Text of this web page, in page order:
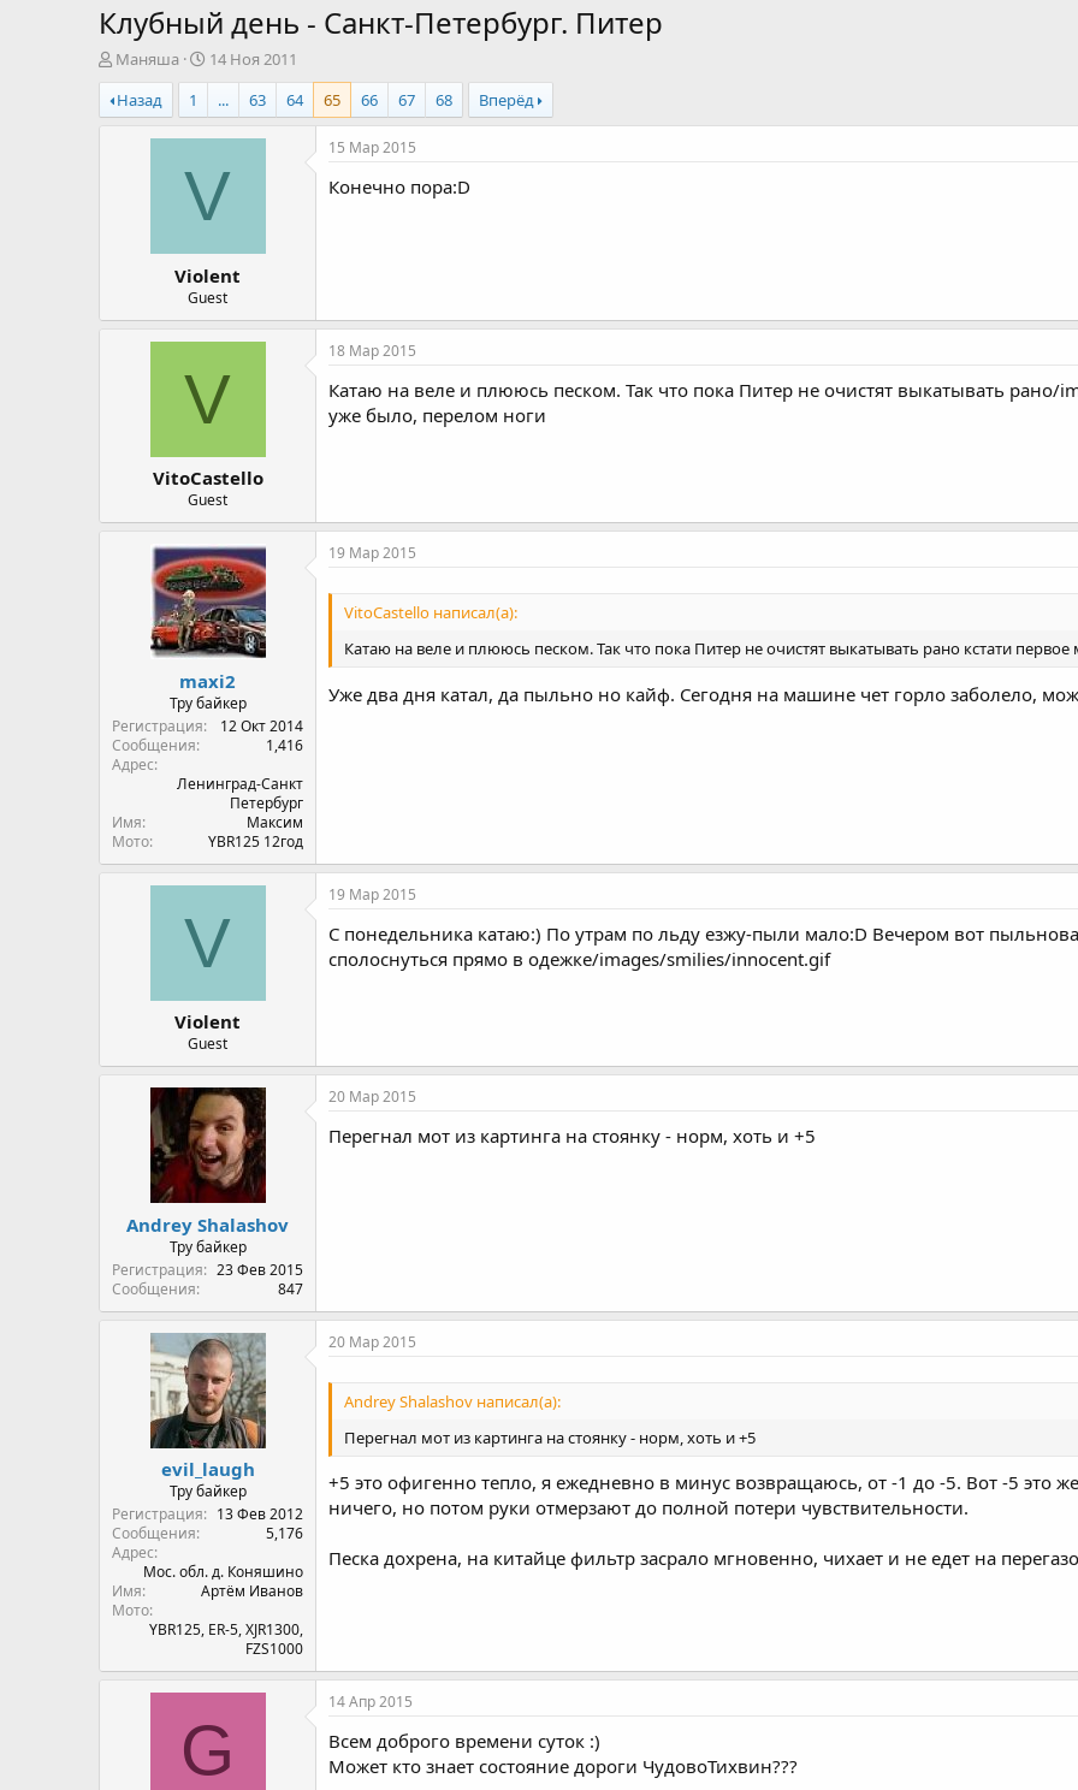
Клубный день - Санкт-Петербург. Питер
А
в
т
о
Маняша
Д
а
а
н
ч
а
а
14 Ноя 2011
Назад
1 ... 63 64 65 66 67 68 Вперёд
V
Violent
Guest
15 Мар 2015
Конечно пора:D
V
VitoCastello
Guest
18 Мар 2015
Катаю на веле и плююсь песком. Так что пока Питер не очистят выкатывать рано/
уже было, перелом ноги
maxi2
Тру байкер
Регистрация
12 Окт 2014
Сообщения
1,416
Адрес
Ленинград-Санкт
Петербург
Имя
Максим
Мото
YBR125 12год
19 Мар 2015
VitoCastello написал(а):
Катаю на веле и плююсь песком. Так что пока Питер не очистят выкатывать рано кстати
Уже два дня катал, да пыльно но кайф. Сегодня на машине чет горло заболело,
V
Violent
Guest
19 Мар 2015
C понедельника катаю:) По утрам по льду езжу-пыли мало:D Вечером вот
сполоснуться прямо в одежке/images/smilies/innocent.gif
Andrey Shalashov
Тру байкер
Регистрация
23 Фев 2015
Сообщения
847
20 Мар 2015
Перегнал мот из картинга на стоянку - норм, хоть и +5
evil_laugh
Тру байкер
Регистрация
13 Фев 2012
Сообщения
5,176
Адрес
Мос. обл. д. Коняшино
Имя
Артём Иванов
Мото
YBR125, ER-5, XJR1300,
FZS1000
20 Мар 2015
Andrey Shalashov написал(а):
Перегнал мот из картинга на стоянку - норм, хоть и +5
+5 это офигенно тепло, я ежедневно в минус возвращаюсь, от -1 до -5. Вот -5 это
ничего, но потом руки отмерзают до полной потери чувствительности.
Песка дохрена, на китайце фильтр засрало мгновенно, чихает и не едет на
G
14 Апр 2015
Всем доброго времени суток :)
Может кто знает состояние дороги ЧудовоТихвин???